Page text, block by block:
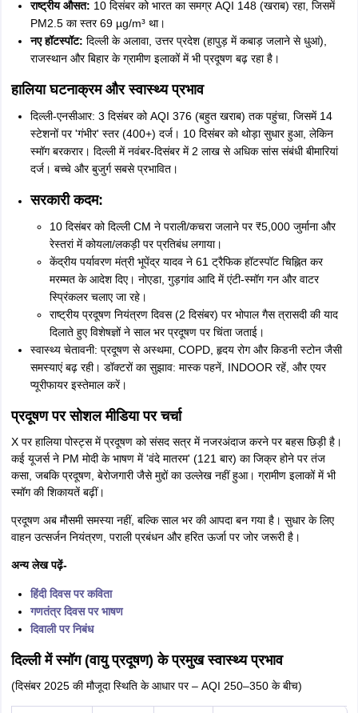
राष्ट्रीय औसत: 10 दिसंबर को भारत का समग्र AQI 148 (खराब) रहा, जिसमें
PM2.5 का स्तर 69 µg/m³ था।
नए हॉटस्पॉट: दिल्ली के अलावा, उत्तर प्रदेश (हापुड़ में कबाड़ जलाने से धुआं),
राजस्थान और बिहार के ग्रामीण इलाकों में भी प्रदूषण बढ़ रहा है।
हालिया घटनाक्रम और स्वास्थ्य प्रभाव
दिल्ली-एनसीआर: 3 दिसंबर को AQI 376 (बहुत खराब) तक पहुंचा, जिसमें 14
स्टेशनों पर 'गंभीर' स्तर (400+) दर्ज। 10 दिसंबर को थोड़ा सुधार हुआ, लेकिन
स्मॉग बरकरार। दिल्ली में नवंबर-दिसंबर में 2 लाख से अधिक सांस संबंधी बीमारियां
दर्ज। बच्चे और बुजुर्ग सबसे प्रभावित।
सरकारी कदम:
10 दिसंबर को दिल्ली CM ने पराली/कचरा जलाने पर ₹5,000 जुर्माना और
रेस्तरां में कोयला/लकड़ी पर प्रतिबंध लगाया।
केंद्रीय पर्यावरण मंत्री भूपेंद्र यादव ने 61 ट्रैफिक हॉटस्पॉट चिह्नित कर
मरम्मत के आदेश दिए। नोएडा, गुड़गांव आदि में एंटी-स्मॉग गन और वाटर
स्प्रिंकलर चलाए जा रहे।
राष्ट्रीय प्रदूषण नियंत्रण दिवस (2 दिसंबर) पर भोपाल गैस त्रासदी की याद
दिलाते हुए विशेषज्ञों ने साल भर प्रदूषण पर चिंता जताई।
स्वास्थ्य चेतावनी: प्रदूषण से अस्थमा, COPD, हृदय रोग और किडनी स्टोन जैसी
समस्याएं बढ़ रही। डॉक्टरों का सुझाव: मास्क पहनें, INDOOR रहें, और एयर
प्यूरीफायर इस्तेमाल करें।
प्रदूषण पर सोशल मीडिया पर चर्चा
X पर हालिया पोस्ट्स में प्रदूषण को संसद सत्र में नजरअंदाज करने पर बहस छिड़ी है।
कई यूजर्स ने PM मोदी के भाषण में 'वंदे मातरम' (121 बार) का जिक्र होने पर तंज
कसा, जबकि प्रदूषण, बेरोजगारी जैसे मुद्दों का उल्लेख नहीं हुआ। ग्रामीण इलाकों में भी
स्मॉग की शिकायतें बढ़ीं।
प्रदूषण अब मौसमी समस्या नहीं, बल्कि साल भर की आपदा बन गया है। सुधार के लिए
वाहन उत्सर्जन नियंत्रण, पराली प्रबंधन और हरित ऊर्जा पर जोर जरूरी है।
अन्य लेख पढ़ें-
हिंदी दिवस पर कविता
गणतंत्र दिवस पर भाषण
दिवाली पर निबंध
दिल्ली में स्मॉग (वायु प्रदूषण) के प्रमुख स्वास्थ्य प्रभाव
(दिसंबर 2025 की मौजूदा स्थिति के आधार पर – AQI 250–350 के बीच)